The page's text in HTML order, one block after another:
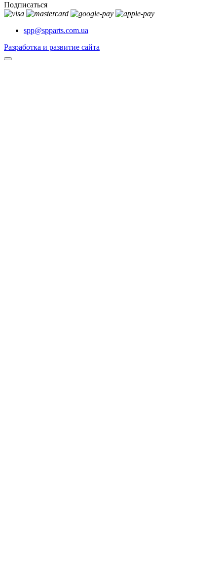
Подписаться
spp@spparts.com.ua
Разработка и развитие сайта